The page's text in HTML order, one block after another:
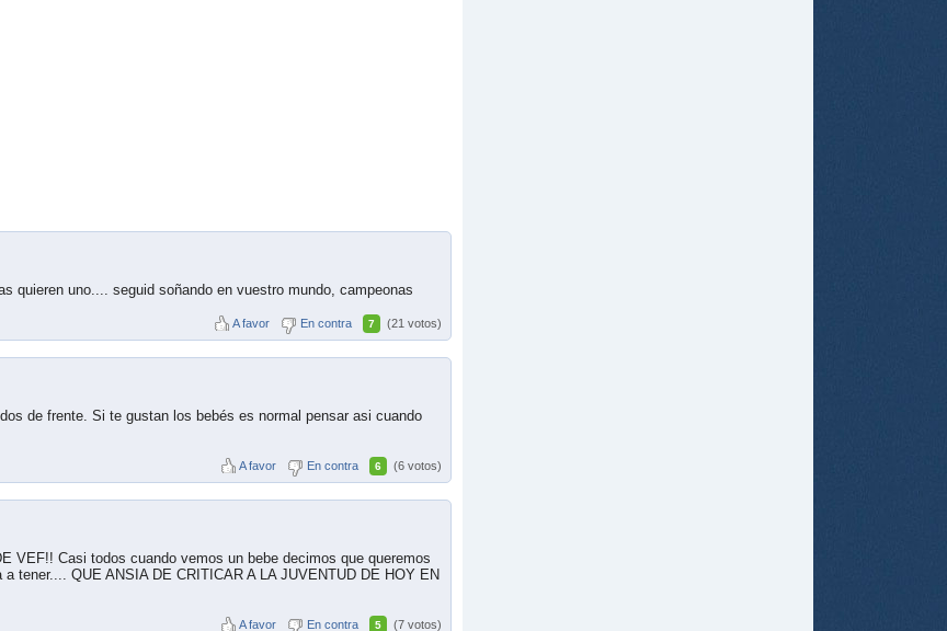
quieren uno.... seguid soñando en vuestro mundo, campeonas
A favor En contra 7 (21 votos)
de frente. Si te gustan los bebés es normal pensar asi cuando
A favor En contra 6 (6 votos)
VEF!! Casi todos cuando vemos un bebe decimos que queremos
tener.... QUE ANSIA DE CRITICAR A LA JUVENTUD DE HOY EN
A favor En contra 5 (7 votos)